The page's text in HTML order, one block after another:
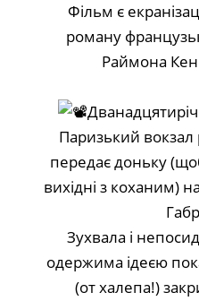
Фільм є
роману
Раймона
Паризький
передає доньку
вихідні з коханим)
Зухвала і
одержима ідеєю
(от халепа!)